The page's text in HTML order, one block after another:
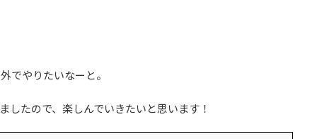
でやりたいなーと。
たので、楽しんでいきたいと思います！